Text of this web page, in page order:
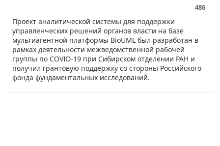
486
Проект аналитической системы для поддержки
управленческих решений органов власти на базе
мультиагентной платформы BioUML был разработан в
рамках деятельности межведомственной рабочей
группы по COVID-19 при Сибирском отделении РАН и
получил грантовую поддержку со стороны Российского
фонда фундаментальных исследований.